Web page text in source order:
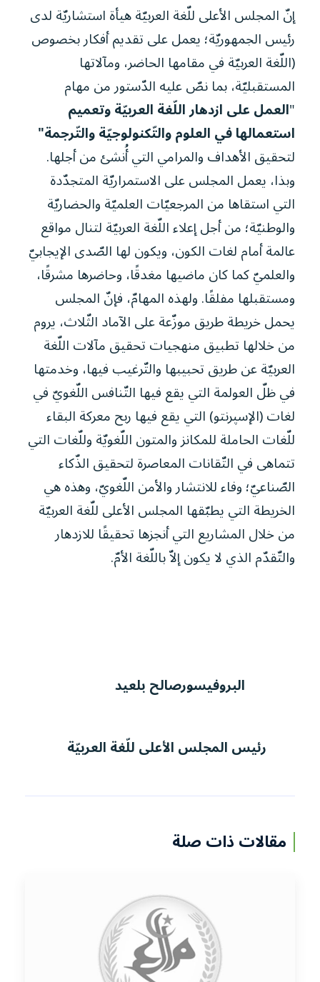
إنّ المجلس الأعلى للّغة العربيّة هيأة استشاريّة لدى
رئيس الجمهوريّة؛ يعمل على تقديم أفكار بخصوص
(اللّغة العربيّة في مقامها الحاضر، ومآلاتها
المستقبليّة، بما نصّ عليه الدّستور من مهام
"العمل على ازدهار اللّغة العربيّة وتعميم
استعمالها في العلوم والتّكنولوجيّة والتّرجمة"
لتحقيق الأهداف والمرامي التي أُنشئ من أجلها.
وبذا، يعمل المجلس على الاستمراريّة المتجدّدة
التي استقاها من المرجعيّات العلميّة والحضاريّة
والوطنيّة؛ من أجل إعلاء اللّغة العربيّة لتنال مواقع
عالمة أمام لغات الكون، ويكون لها الصّدى الإيجابيّ
والعلميّ كما كان ماضيها مغدقًا، وحاضرها مشرقًا،
ومستقبلها مفلقًا. ولهذه المهامّ، فإنّ المجلس
يحمل خريطة طريق موزّعة على الآماد الثّلاث، يروم
من خلالها تطبيق منهجيات تحقيق مآلات اللّغة
العربيّة عن طريق تحبيبها والتّرغيب فيها، وخدمتها
في ظلّ العولمة التي يقع فيها التّنافس اللّغويّ في
لغات (الإسپرنتو) التي يقع فيها ربح معركة البقاء
للّغات الحاملة للمكانز والمتون اللّغويّة وللّغات التي
تتماهى في التّقانات المعاصرة لتحقيق الذّكاء
الصّناعيّ؛ وفاء للانتشار والأمن اللّغويّ، وهذه هي
الخريطة التي يطبّقها المجلس الأعلى للّغة العربيّة
من خلال المشاريع التي أنجزها تحقيقًا للازدهار
والتّقدّم الذي لا يكون إلاّ باللّغة الأمّ.
البروفيسورصالح بلعيد
رئيس المجلس الأعلى للّغة العربيّة
مقالات ذات صلة